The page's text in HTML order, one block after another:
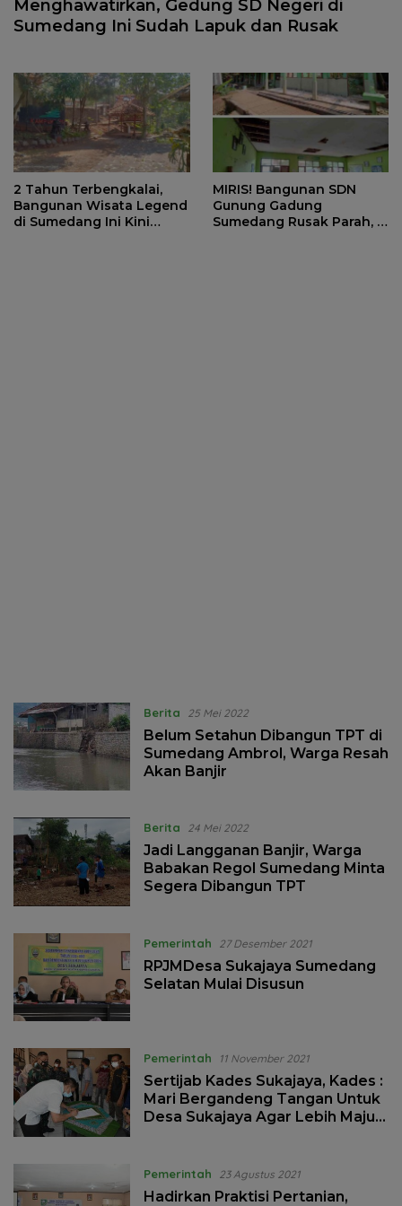
Menghawatirkan, Gedung SD Negeri di
Sumedang Ini Sudah Lapuk dan Rusak
2 Tahun Terbengkalai,
Bangunan Wisata Legend
di Sumedang Ini Kini
MIRIS! Bangunan SDN
Gunung Gadung
Sumedang Rusak Parah, 2
Berita 25 Mei 2022
Belum Setahun Dibangun TPT di
Sumedang Ambrol, Warga Resah
Akan Banjir
Berita 24 Mei 2022
Jadi Langganan Banjir, Warga
Babakan Regol Sumedang Minta
Segera Dibangun TPT
Pemerintah 27 Desember 2021
RPJMDesa Sukajaya Sumedang
Selatan Mulai Disusun
Pemerintah 11 November 2021
Sertijab Kades Sukajaya, Kades :
Mari Bergandeng Tangan Untuk
Desa Sukajaya Agar Lebih Maju
Pemerintah 23 Agustus 2021
Hadirkan Praktisi Pertanian,